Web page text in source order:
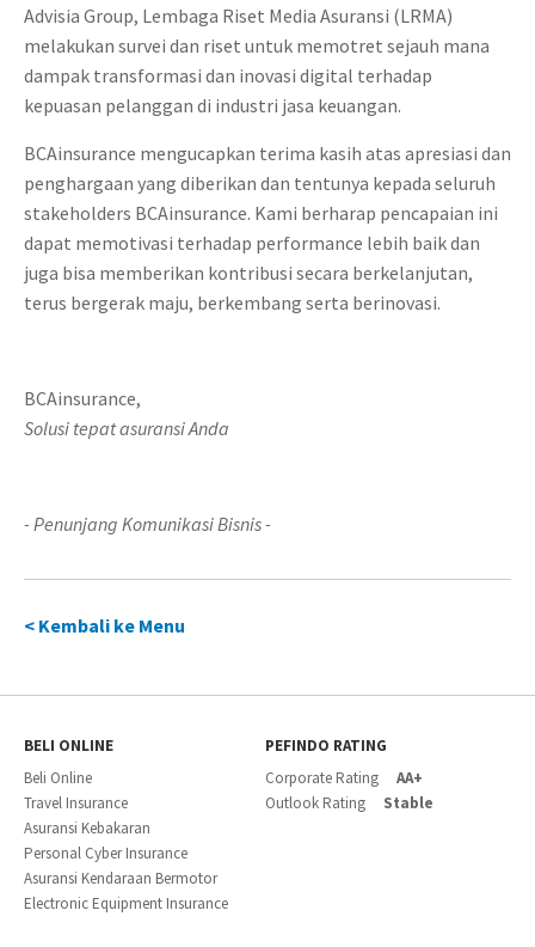
Advisia Group, Lembaga Riset Media Asuransi (LRMA)
melakukan survei dan riset untuk memotret sejauh mana
dampak transformasi dan inovasi digital terhadap
kepuasan pelanggan di industri jasa keuangan.
BCAinsurance mengucapkan terima kasih atas apresiasi dan
penghargaan yang diberikan dan tentunya kepada seluruh
stakeholders BCAinsurance. Kami berharap pencapaian ini
dapat memotivasi terhadap performance lebih baik dan
juga bisa memberikan kontribusi secara berkelanjutan,
terus bergerak maju, berkembang serta berinovasi.
BCAinsurance,
Solusi tepat asuransi Anda
- Penunjang Komunikasi Bisnis -
< Kembali ke Menu
BELI ONLINE
Beli Online
Travel Insurance
Asuransi Kebakaran
Personal Cyber Insurance
Asuransi Kendaraan Bermotor
Electronic Equipment Insurance
PEFINDO RATING
Corporate Rating AA+
Outlook Rating Stable